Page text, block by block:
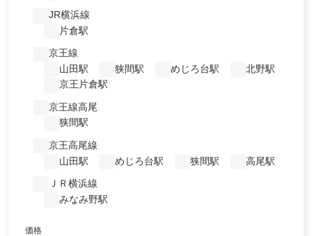
JR横浜線
片倉駅
京王線
山田駅
狭間駅 めじろ台駅
北野駅
京王片倉駅
京王線高尾
狭間駅
京王高尾線
山田駅
めじろ台駅 狭間駅 高尾駅
ＪＲ横浜線
みなみ野駅
価格